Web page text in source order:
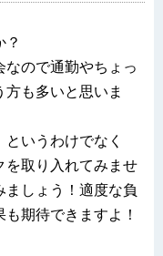
？
ので通勤やちょっ
も多いと思いま
いうわけでなく
を取り入れてみませ
ましょう！適度な負
期待できますよ！